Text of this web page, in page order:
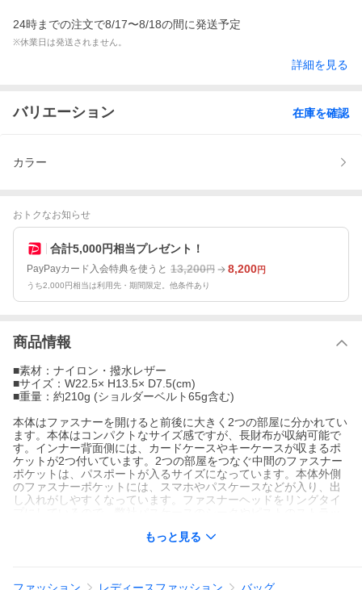
24時までの注文で8/17〜8/18の間に発送予定
※休業日は発送されません。
詳細を見る
バリエーション 在庫を確認
カラー
おトクなお知らせ
合計5,000円相当プレゼント！
PayPayカード入会特典を使うと 13,200円 8,200円
うち2,000円相当は利用先・期間限定。他条件あり
商品情報
■素材：ナイロン・撥水レザー
■サイズ：W22.5× H13.5× D7.5(cm)
■重量：約210g (ショルダーベルト65g含む)
本体はファスナーを開けると前後に大きく2つの部屋に分かれてい
ます。本体はコンパクトなサイズ感ですが、長財布が収納可能で
す。インナー背面側には、カードケースやキーケースが収まるポ
ケットが2つ付いています。2つの部屋をつなぐ中間のファスナー
ポケットは、パスポートが入るサイズになっています。本体外側
のファスナーポケットには、スマホやパスケースなどが入り、出
し入れがしやすくなっています。ファスナーヘッドをリングタイ
ンにすることで、重さを感じないくらい軽いのも特徴です。かっ
もっと見る